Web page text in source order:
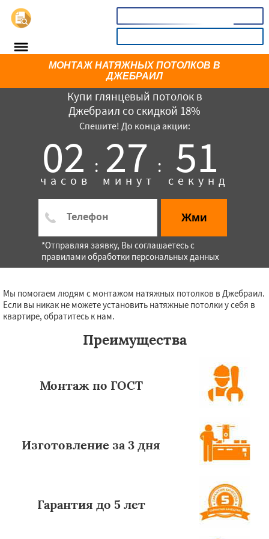
Купи глянцевый потолок в
Джебраил со скидкой 18%
Спешите! До конца акции:
02 :
часов 27 :
минут 51
секунд
Жми
*Отправляя заявку, Вы соглашаетесь с
правилами обработки персональных данных
МОНТАЖ НАТЯЖНЫХ ПОТОЛКОВ В
ДЖЕБРАИЛ
Мы помогаем людям с монтажом натяжных потолков в Джебраил.
Если вы никак не можете установить натяжные потолки у себя в
квартире, обратитесь к нам.
Преимущества
Монтаж по ГОСТ
Изготовление за 3 дня
Гарантия до 5 лет
×
Даю согласие на обработку персональных данных